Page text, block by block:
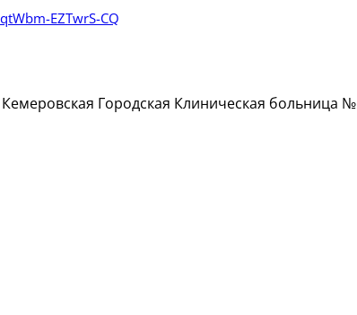
EZTwrS-CQ
Городская Клиническая больница